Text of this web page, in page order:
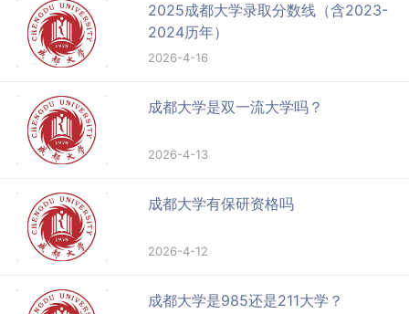
2025成都大学录取分数线（含2023-
2024历年）
2026-4-16
成都大学是双一流大学吗？
2026-4-13
成都大学有保研资格吗
2026-4-12
成都大学是985还是211大学？